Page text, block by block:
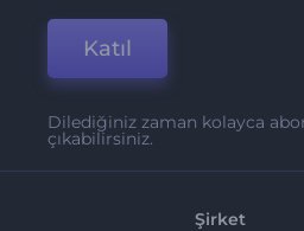
Katıl
Dilediğiniz zaman kolayca
çıkabilirsiniz.
Şirket